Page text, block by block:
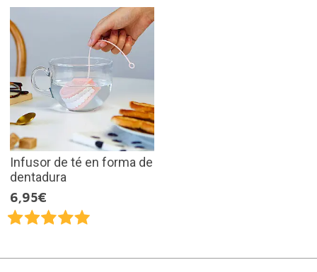
Infusor de té en forma de
dentadura
6,95€